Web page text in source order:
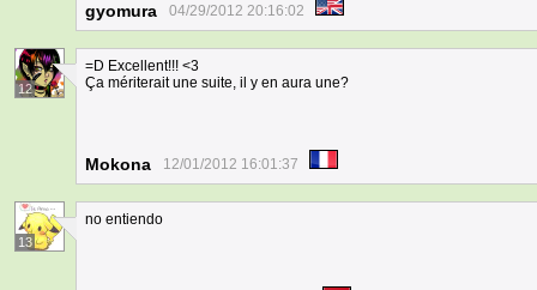
gyomura 04/29/2012 20:16:02
12
=D Excellent!!! <3
Ça mériterait une suite, il y en aura une?
Mokona 12/01/2012 16:01:37
13
no entiendo